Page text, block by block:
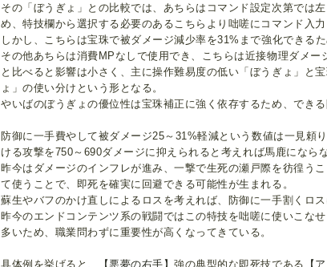
その「ぼうぎょ」との比較では、あちらはコマンド設定次第では
め、特技欄から選択する必要のあるこちらより咄嗟にコマンド入力
しかし、こちらは宝珠で被ダメージ減少率を31%まで強化できる
その他あちらは消費MPなしで使用でき、こちらは近接物理ダメ
と比べると影響は小さく、主に操作難易度の低い「ぼうぎょ」と
ょ」の使い分けという形となる。
やいばのぼうぎょの優位性は宝珠補正に強く依存するため、でき
防御に一手費やして被ダメージ25～31%軽減という数値は一見頼
ける攻撃を750～690ダメージに抑えられると考えれば馬鹿にならな
昨今はダメージのインフレが進み、一撃で生死の瀬戸際を彷徨う
て使うことで、即死を確実に回避できる可能性が生まれる。
蘇生やバフのかけ直しによるロスを考えれば、防御に一手割くロ
昨今のエンドコンテンツ系の戦闘ではこの特技を咄嗟に使いこな
多いため、職業問わずに重要性が高くなってきている。
具体例を挙げると、 【悪夢の右手】強の典型的な即死技である 【